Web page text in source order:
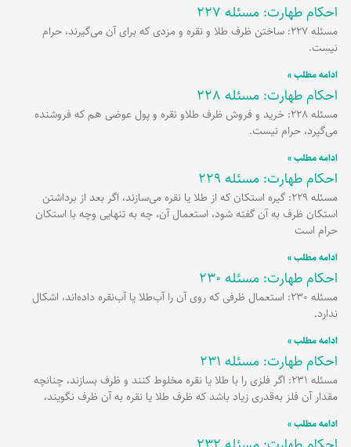
احکام طهارت: مسئله 227
مسئله 227: ساختن ظرف طلا و نقره و مزدی که برای آن می‌گیرند، حرام
نیست.
ادامه مطلب »
احکام طهارت: مسئله 228
مسئله 228: خرید و فروش ظرف طلاو نقره و پول عوضی هم که فروشنده
می‌گیرد، حرام نیست.
ادامه مطلب »
احکام طهارت: مسئله 229
مسئله 229: گیره استکان که از طلا یا نقره می‌سازند، اگر بعد از برداشتن
استکان ظرف به آن گفته شود، استعمال آن، چه به تنهایی وچه با استکان
حرام است
ادامه مطلب »
احکام طهارت: مسئله 230
مسئله 230: استعمال ظرفی که روی آن را آب‌طلا یا آب‌نقره داده‌اند، اشکال
ندارد.
ادامه مطلب »
احکام طهارت: مسئله 231
مسئله 231: اگر فلزی را با طلا یا نقره مخلوط کنند و ظرف بسازند، چنانچه
مقدار آن فلز به‌قدری زیاد باشد که ظرف طلا یا نقره به آن ظرف نگویند،
ادامه مطلب »